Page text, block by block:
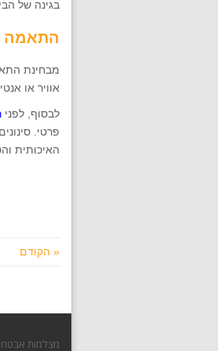
בגינה של
התאמה
מבחינת
אוויר או
לבסוף, לפני
פרטי.
האיכותית
« הקודם
מצלמות